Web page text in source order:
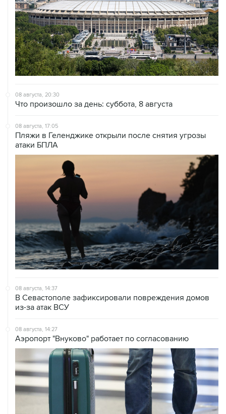
08 августа, 20:30
Что произошло за день: суббота, 8 августа
08 августа, 17:05
Пляжи в Геленджике открыли после снятия угрозы
атаки БПЛА
08 августа, 14:37
В Севастополе зафиксировали повреждения домов
из-за атак ВСУ
08 августа, 14:27
Аэропорт "Внуково" работает по согласованию